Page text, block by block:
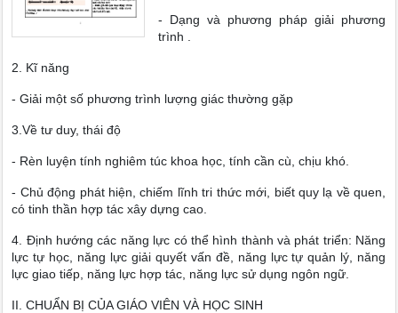
- Dạng và phương pháp giải phương
trình .
2. Kĩ năng
- Giải một số phương trình lượng giác thường gặp
3.Về tư duy, thái độ
- Rèn luyện tính nghiêm túc khoa học, tính cần cù, chịu khó.
- Chủ động phát hiện, chiếm lĩnh tri thức mới, biết quy lạ về quen,
có tinh thần hợp tác xây dựng cao.
4. Định hướng các năng lực có thể hình thành và phát triển: Năng
lực tự học, năng lực giải quyết vấn đề, năng lực tự quản lý, năng
lực giao tiếp, năng lực hợp tác, năng lực sử dụng ngôn ngữ.
II. CHUẨN BỊ CỦA GIÁO VIÊN VÀ HỌC SINH